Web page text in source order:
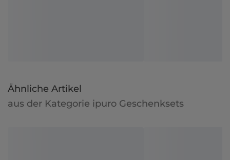
Ähnliche Artikel
aus der Kategorie ipuro Geschenksets